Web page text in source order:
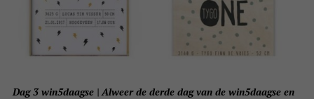
Dag 3 win5daagse | Alweer de derde dag van de win5daagse en